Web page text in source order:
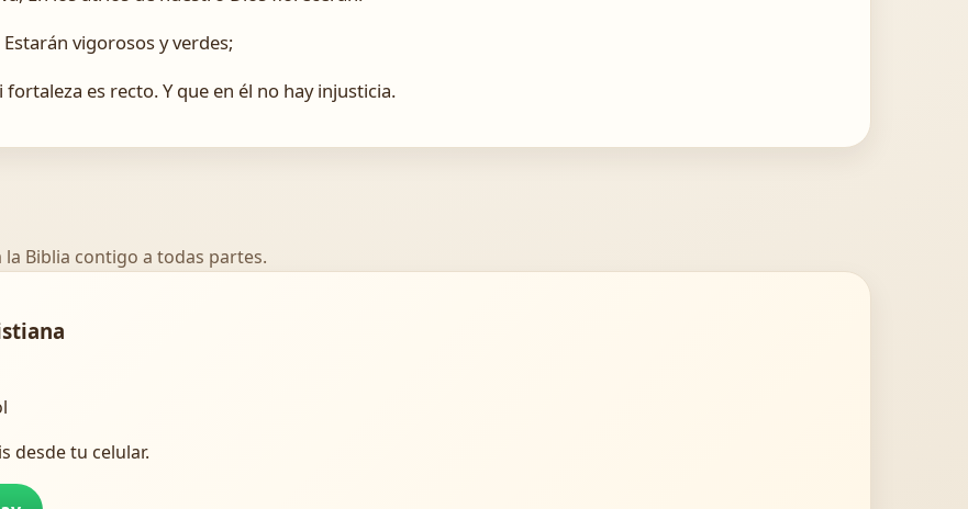
vigorosos y verdes;
es recto. Y que en él no hay injusticia.
Biblia contigo a todas partes.
desde tu celular.